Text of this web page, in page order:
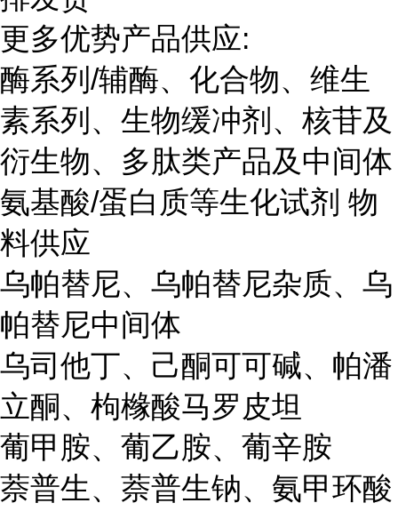
更多优势产品供应:
酶系列/辅酶、化合物、维生
素系列、生物缓冲剂、核苷及
衍生物、多肽类产品及中间体
氨基酸/蛋白质等生化试剂 物
料供应
乌帕替尼、乌帕替尼杂质、乌
帕替尼中间体
乌司他丁、己酮可可碱、帕潘
立酮、枸橼酸马罗皮坦
葡甲胺、葡乙胺、葡辛胺
萘普生、萘普生钠、氨甲环酸